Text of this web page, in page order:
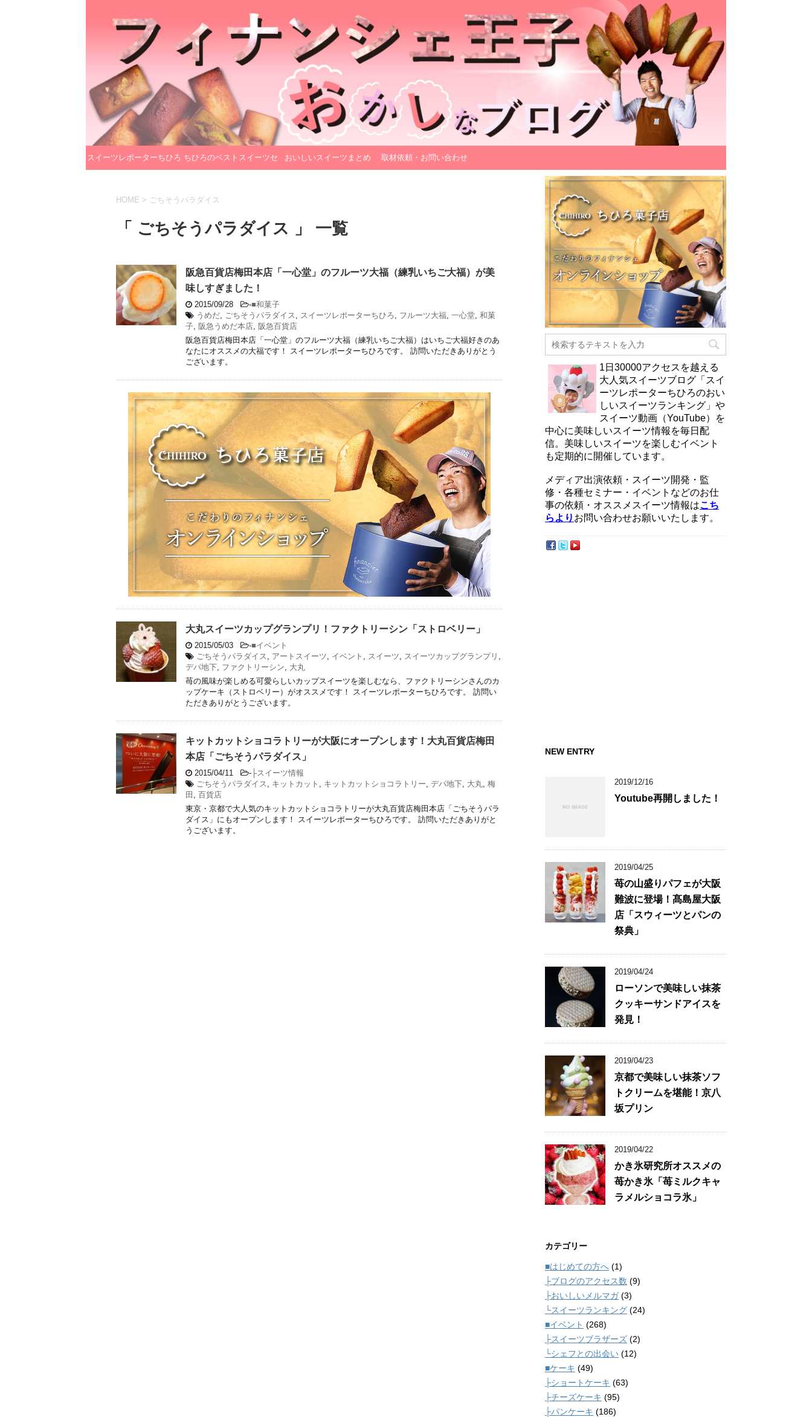
スイーツレポーターちひろ ちひろのベストスイーツセ おいしいスイーツまとめ 取材依頼・お問い合わせ
HOME > ごちそうパラダイス
「 ごちそうパラダイス 」 一覧
阪急百貨店梅田本店「一心堂」のフルーツ大福（練乳いちご大福）が美
味しすぎました！
2015/09/28 -■和菓子
うめだ
ごちそうパラダイス スイーツレポーターちひろ フルーツ大福 一心堂 和菓
子 阪急うめだ本店 阪急百貨店
阪急百貨店梅田本店「一心堂」のフルーツ大福（練乳いちご大福）はいちご大福好きのあ
なたにオススメの大福です！ スイーツレポーターちひろです。 訪問いただきありがとう
ございます。
大丸スイーツカップグランプリ！ファクトリーシン「ストロベリー」
2015/05/03 -■イベント
ごちそうパラダイス
アートスイーツ イベント スイーツ スイーツカップグランプリ
デパ地下 ファクトリーシン
大丸
苺の風味が楽しめる可愛らしいカップスイーツを楽しむなら、ファクトリーシンさんのカ
ップケーキ（ストロベリー）がオススメです！ スイーツレポーターちひろです。 訪問い
ただきありがとうございます。
キットカットショコラトリーが大阪にオープンします！大丸百貨店梅田
本店「ごちそうパラダイス」
2015/04/11 - ├スイーツ情報
ごちそうパラダイス
キットカット キットカットショコラトリー デパ地下 大丸 梅
田
百貨店
東京・京都で大人気のキットカットショコラトリーが大丸百貨店梅田本店「ごちそうパラ
ダイス」にもオープンします！ スイーツレポーターちひろです。 訪問いただきありがと
うございます。
1日30000アクセスを越える
大人気スイーツブログ「スイ
ーツレポーターちひろのおい
しいスイーツランキング」や
スイーツ動画（YouTube）を
中心に美味しいスイーツ情報を毎日配
信。美味しいスイーツを楽しむイベント
も定期的に開催しています。
メディア出演依頼・スイーツ開発・監
修・各種セミナー・イベントなどのお仕
事の依頼・オススメスイーツ情報はこち
らより お問い合わせお願いいたします。
NEW ENTRY
2019/12/16
Youtube再開しました！
2019/04/25
苺の山盛りパフェが大阪
難波に登場！髙島屋大阪
店「スウィーツとパンの
祭典」
2019/04/24
ローソンで美味しい抹茶
クッキーサンドアイスを
発見！
2019/04/23
京都で美味しい抹茶ソフ
トクリームを堪能！京八
坂プリン
2019/04/22
かき氷研究所オススメの
苺かき氷「苺ミルクキャ
ラメルショコラ氷」
カテゴリー
■はじめての方へ (1)
├ブログのアクセス数 (9)
├おいしいメルマガ(3)
└スイーツランキング (24)
■イベント (268)
├スイーツブラザーズ (2)
└シェフとの出会い (12)
■ケーキ (49)
├ショートケーキ (63)
├チーズケーキ (95)
├パンケーキ (186)